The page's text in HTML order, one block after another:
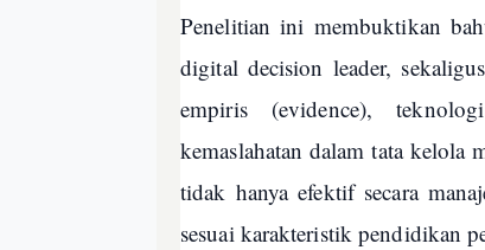
Penelitian ini membuktikan
digital decision leader,
empiris (evidence),
kemaslahatan dalam tata kelola
tidak hanya efektif secara
sesuai karakteristik pendidikan